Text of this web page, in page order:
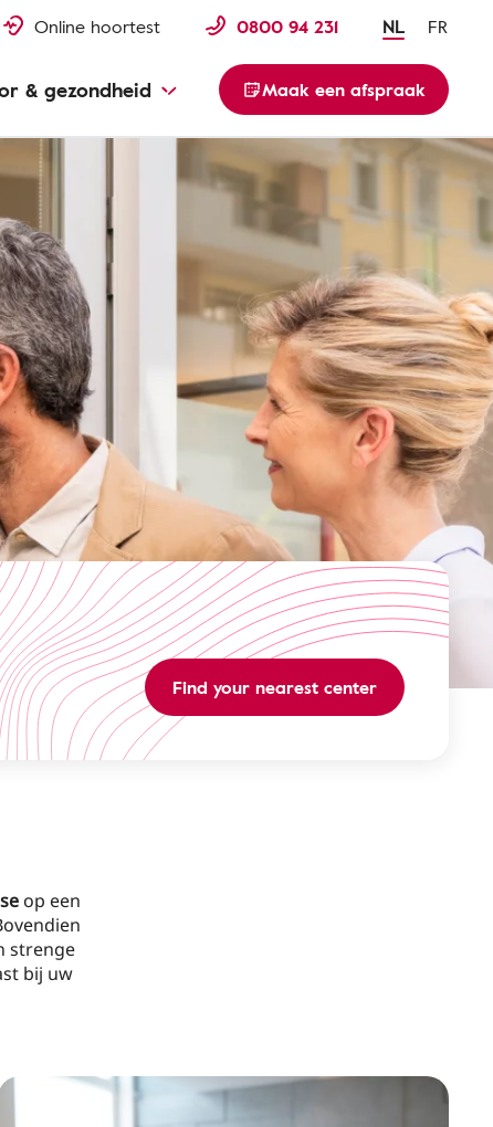
Online hoortest 0800 94 231 NL FR
& gezondheid Maak een afspraak
Find your nearest center
op een
strenge
bij uw